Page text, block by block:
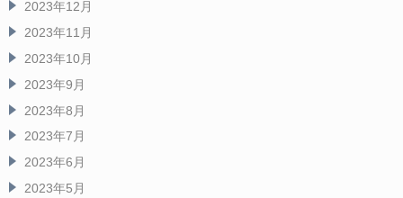
2023年12月
2023年11月
2023年10月
2023年9月
2023年8月
2023年7月
2023年6月
2023年5月